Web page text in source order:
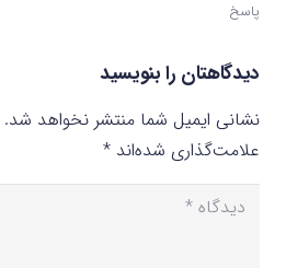
پاسخ
دیدگاهتان را بنویسید
نشانی ایمیل شما منتشر نخواهد شد.
علامت‌گذاری شده‌اند *